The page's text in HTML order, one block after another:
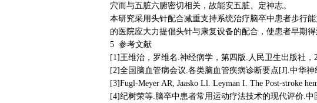
穴而与五脏六腑密切相关，故能安五脏、定神志。
本研究采用头针配合减重支持系统治疗脑卒中患者步行
的医院应大力提倡头针与康复设备的配合，使患者早期得
5 参考文献
[1]王维治，罗维名.神经病学，第四版.人民卫生出版社，
[2]全国脑血管病会议.各类脑血管疾病诊断要点[J].中华神
[3]Fugl-Meyer AR, Jaasko Ll. Leyman I. The Post-stroke
[4]纪树荣等.脑卒中患者常用运动疗法技术的现代评价.中